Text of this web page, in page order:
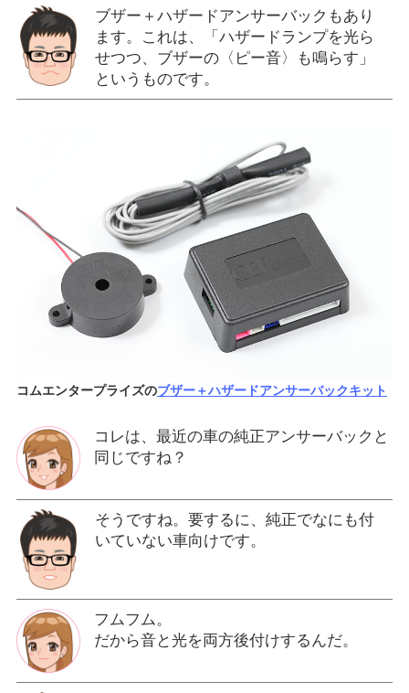
ブザー＋ハザードアンサーバックもあり
ます。これは、「ハザードランプを光ら
せつつ、ブザーの〈ピー音〉も鳴らす」
というものです。
コムエンタープライズのブザー＋ハザードアンサーバックキット
コレは、最近の車の純正アンサーバックと
同じですね？
そうですね。要するに、純正でなにも付
いていない車向けです。
フムフム。
だから音と光を両方後付けするんだ。